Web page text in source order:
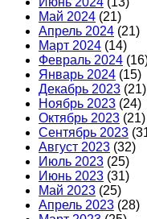
Май 2024 (21)
Апрель 2024 (21)
Март 2024 (14)
Февраль 2024
Январь 2024 (15)
Декабрь 2023 (21)
Ноябрь 2023 (24)
Октябрь 2023 (21)
Сентябрь 2023
Август 2023 (32)
Июль 2023 (25)
Июнь 2023 (31)
Май 2023 (25)
Апрель 2023 (28)